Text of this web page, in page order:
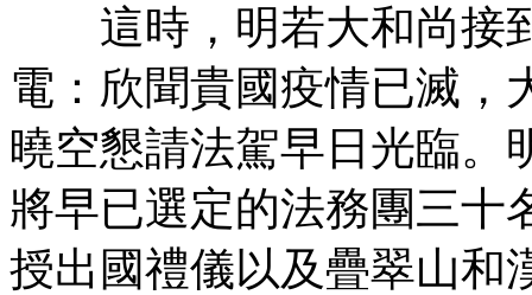
這時，明若大和尚接
電：欣聞貴國疫情已滅，
曉空懇請法駕早日光臨。
將早已選定的法務團三十
授出國禮儀以及疊翠山和